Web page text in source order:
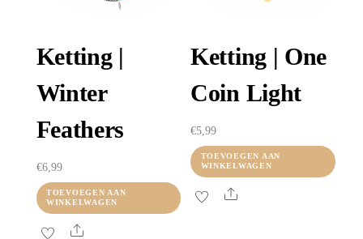
Ketting | One
Coin Light
€5,99
TOEVOEGEN AAN
WINKELWAGEN
Share
Ketting |
Winter
Feathers
€6,99
TOEVOEGEN AAN
WINKELWAGEN
Share